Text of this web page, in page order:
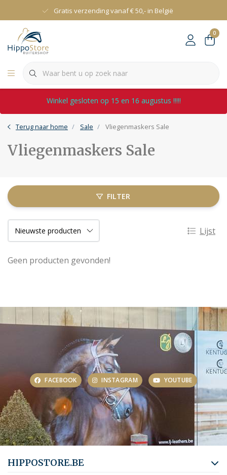
Gratis verzending vanaf € 50,- in België
0
Winkel gesloten op 15 en 16 augustus !!!!!
Terug naar home Sale Vliegenmaskers Sale
Vliegenmaskers Sale
FILTER
Lijst
Geen producten gevonden!
FACEBOOK INSTAGRAM YOUTUBE
HIPPOSTORE.BE